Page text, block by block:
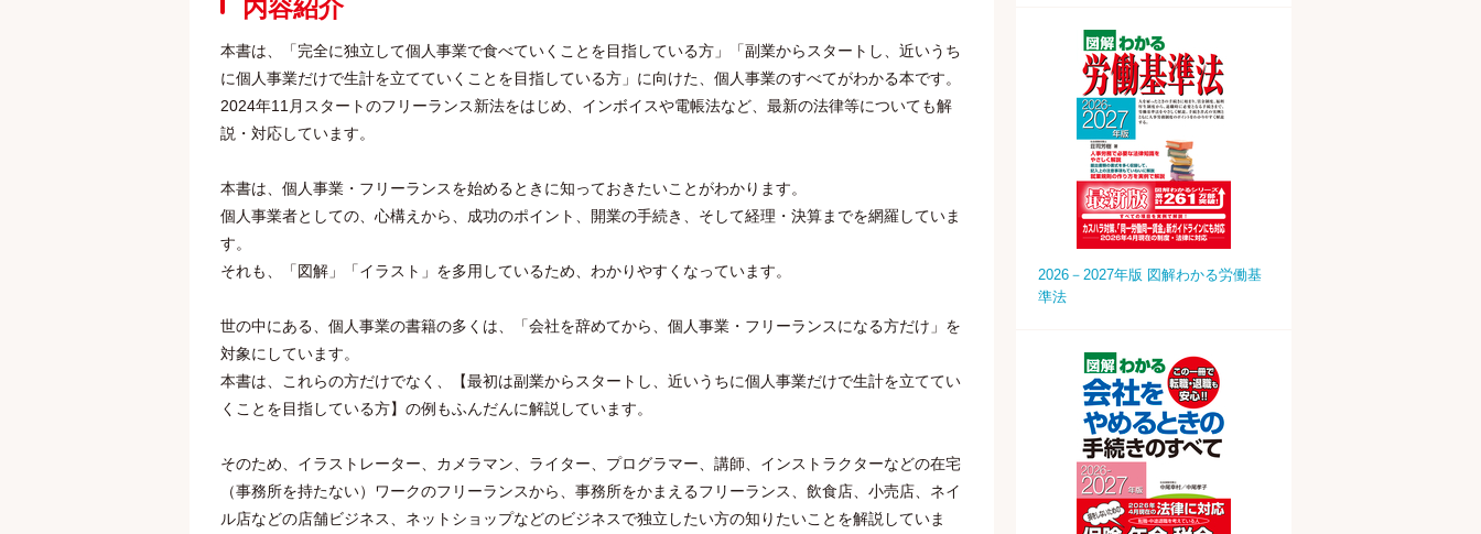
内容紹介
本書は、「完全に独立して個人事業で食べていくことを目指している方」「副業からスタートし、近いうち
に個人事業だけで生計を立てていくことを目指している方」に向けた、個人事業のすべてがわかる本です。
2024年11月スタートのフリーランス新法をはじめ、インボイスや電帳法など、最新の法律等についても解
説・対応しています。
本書は、個人事業・フリーランスを始めるときに知っておきたいことがわかります。
個人事業者としての、心構えから、成功のポイント、開業の手続き、そして経理・決算までを網羅していま
す。
それも、「図解」「イラスト」を多用しているため、わかりやすくなっています。
世の中にある、個人事業の書籍の多くは、「会社を辞めてから、個人事業・フリーランスになる方だけ」を
対象にしています。
本書は、これらの方だけでなく、【最初は副業からスタートし、近いうちに個人事業だけで生計を立ててい
くことを目指している方】の例もふんだんに解説しています。
そのため、イラストレーター、カメラマン、ライター、プログラマー、講師、インストラクターなどの在宅
（事務所を持たない）ワークのフリーランスから、事務所をかまえるフリーランス、飲食店、小売店、ネイ
ル店などの店舗ビジネス、ネットショップなどのビジネスで独立したい方の知りたいことを解説していま
2026－2027年版 図解わかる労働基
準法